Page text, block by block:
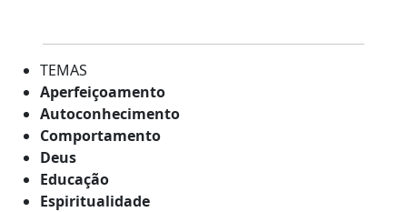
TEMAS
Aperfeiçoamento
Autoconhecimento
Comportamento
Deus
Educação
Espiritualidade